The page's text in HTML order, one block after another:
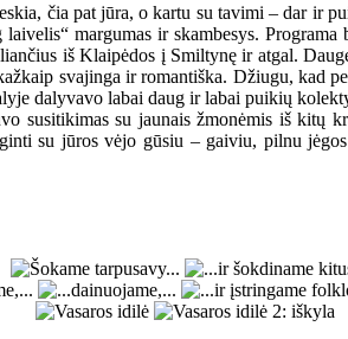
čia pat jūra, o kartu su tavimi – dar
margumas ir skambesys.
iš Klaipėdos į Smiltynę ir atgal.
svajinga ir romantiška. Džiugu, kad
dalyvavo labai daug ir labai puikių
susitikimas su jaunais žmonėmis iš kitų
su jūros vėjo gūsiu – gaiviu, pilnu